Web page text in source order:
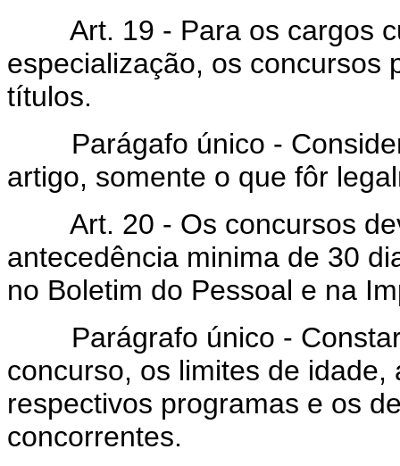
Art. 19 - Para os cargos
especialização, os concursos
títulos.
Parágafo único -
artigo, somente o que fôr
Art. 20 - Os concursos
antecedência minima de 30
no Boletim do Pessoal e na
Parágrafo único -
concurso, os limites de
respectivos programas e os
concorrentes.